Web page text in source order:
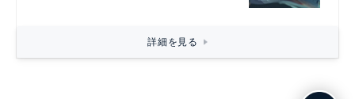
詳細を見る